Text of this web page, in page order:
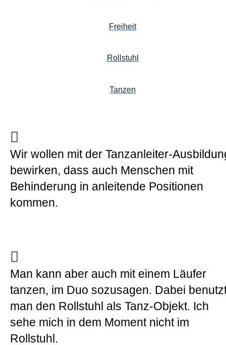
Freiheit
Rollstuhl
Tanzen
Wir wollen mit der Tanzanleiter-
bewirken, dass auch Menschen mit
Behinderung in anleitende Positionen
kommen.
Man kann aber auch mit einem Läufer
tanzen, im Duo sozusagen. Dabei
man den Rollstuhl als Tanz-Objekt. Ich
sehe mich in dem Moment nicht im
Rollstuhl.